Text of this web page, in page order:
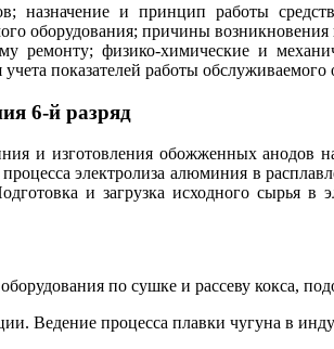
назначение и принцип работы
оборудования; причины
ремонту; физико-химические и
показателей работы
6-й разряд
и изготовления обожженных анодов
электролиза алюминия в
и загрузка исходного сырья
по сушке и рассеву кокса,
Ведение процесса плавки чугуна в